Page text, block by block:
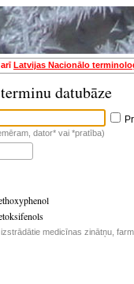
Latvijas Nacionālo
datubāze
dator* vai *pratība)
medicīnas zinātņu,